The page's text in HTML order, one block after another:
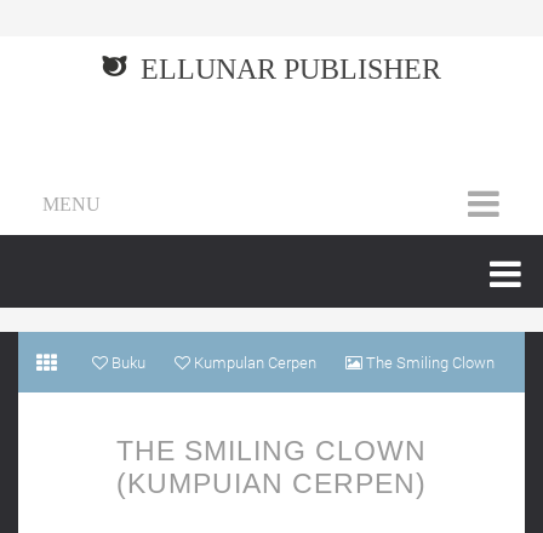
ELLUNAR PUBLISHER
MENU
Buku Kumpulan Cerpen The Smiling Clown
THE SMILING CLOWN
(KUMPUIAN CERPEN)